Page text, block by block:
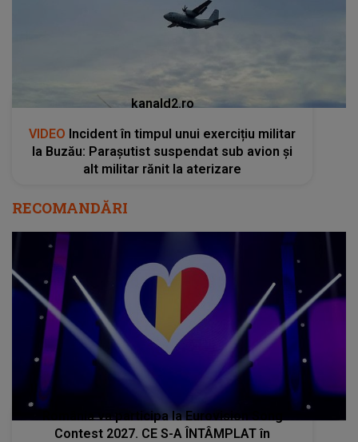
kanald2.ro
VIDEO Incident în timpul unui exercițiu militar
la Buzău: Parașutist suspendat sub avion și
alt militar rănit la aterizare
RECOMANDĂRI
România va participa la Eurovision Song
Contest 2027. CE S-A ÎNTÂMPLAT în